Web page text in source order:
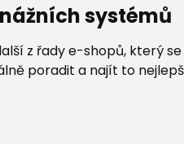
systémů
z řady e-shopů, který
poradit a najít to